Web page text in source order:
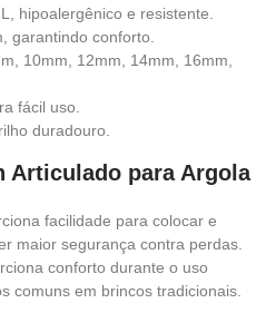
hipoalergênico e resistente.
garantindo conforto.
10mm, 12mm, 14mm, 16mm,
fácil uso.
duradouro.
Articulado para Argola
facilidade para colocar e
maior segurança contra perdas.
conforto durante o uso
comuns em brincos tradicionais.